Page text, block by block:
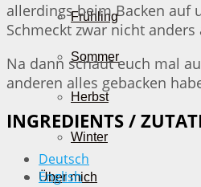
Frühling
Sommer
Herbst
Winter
Über mich
allerdings beim Backen auf
Schmeckt zwar nicht
Na dann schaut euch mal
anderen alles gebacken
INGREDIENTS /
Deutsch
English